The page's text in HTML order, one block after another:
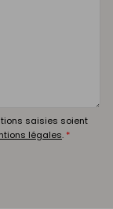
saisies soient
légales.